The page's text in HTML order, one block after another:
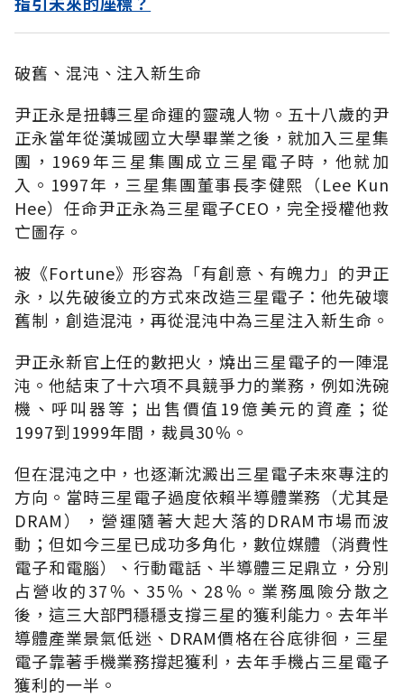
破舊、混沌、注入新生命
尹正永是扭轉三星命運的靈魂人物。五十八歲的尹
正永當年從漢城國立大學畢業之後，就加入三星集
團，1969年三星集團成立三星電子時，他就加
入。1997年，三星集團董事長李健熙（Lee Kun
Hee）任命尹正永為三星電子CEO，完全授權他救
亡圖存。
被《Fortune》形容為「有創意、有魄力」的尹正
永，以先破後立的方式來改造三星電子：他先破壞
舊制，創造混沌，再從混沌中為三星注入新生命。
尹正永新官上任的數把火，燒出三星電子的一陣混
沌。他結束了十六項不具競爭力的業務，例如洗碗
機、呼叫器等；出售價值19億美元的資產；從
1997到1999年間，裁員30％。
但在混沌之中，也逐漸沈澱出三星電子未來專注的
方向。當時三星電子過度依賴半導體業務（尤其是
DRAM），營運隨著大起大落的DRAM市場而波
動；但如今三星已成功多角化，數位媒體（消費性
電子和電腦）、行動電話、半導體三足鼎立，分別
占營收的37％、35％、28％。業務風險分散之
後，這三大部門穩穩支撐三星的獲利能力。去年半
導體產業景氣低迷、DRAM價格在谷底徘徊，三星
電子靠著手機業務撐起獲利，去年手機占三星電子
獲利的一半。